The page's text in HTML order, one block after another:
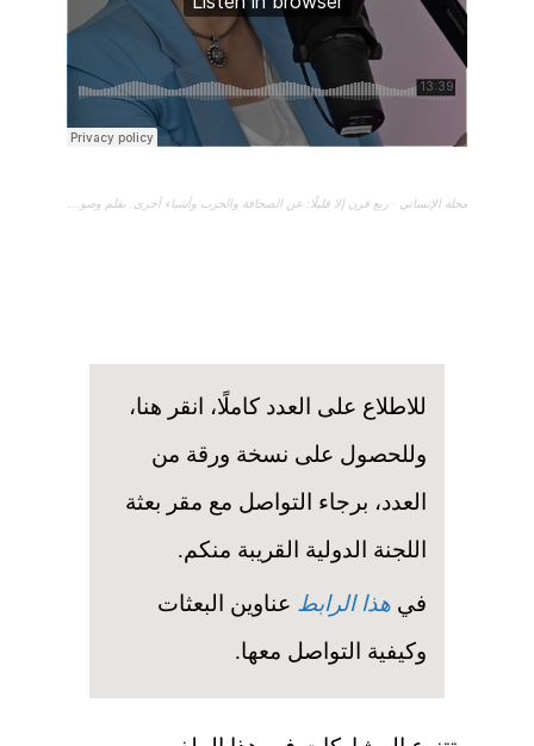
مجلة الإنساني · ربع قرن إلا قليلًا: عن الصحافة والحرب وأشياء أخرى. بقلم وصوت: رشا قنديل
للاطلاع على العدد كاملًا، انقر هنا،
وللحصول على نسخة ورقة من
العدد، برجاء التواصل مع مقر بعثة
اللجنة الدولية القريبة منكم.
في هذا الرابط عناوين البعثات
وكيفية التواصل معها.